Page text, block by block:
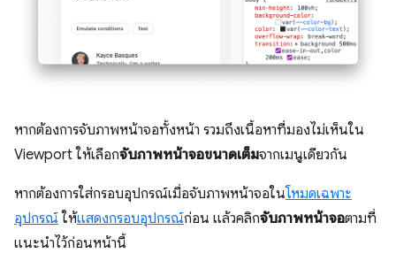
หากต้องการจับภาพหน้าจอทั้งหน้า รวมถึงเนื้อหาที่มองไม่เห็นใน
Viewport ให้เลือกจับภาพหน้าจอขนาดเต็มจากเมนูเดียวกัน
หากต้องการใส่กรอบอุปกรณ์เมื่อจับภาพหน้าจอในโหมดเฉพาะ
อุปกรณ์ให้แสดงกรอบอุปกรณ์ก่อน แล้วคลิกจับภาพหน้าจอตามที่
แนะนำไว้ก่อนหน้านี้